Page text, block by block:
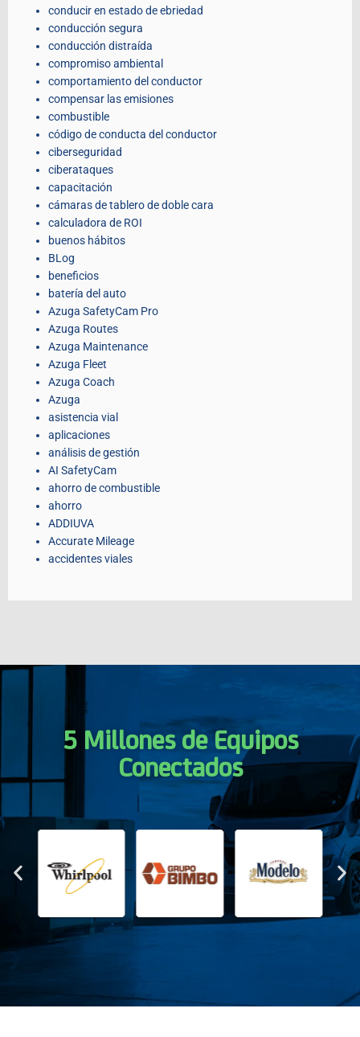
conducir en estado de ebriedad
conducción segura
conducción distraída
compromiso ambiental
comportamiento del conductor
compensar las emisiones
combustible
código de conducta del conductor
ciberseguridad
ciberataques
capacitación
cámaras de tablero de doble cara
calculadora de ROI
buenos hábitos
BLog
beneficios
batería del auto
Azuga SafetyCam Pro
Azuga Routes
Azuga Maintenance
Azuga Fleet
Azuga Coach
Azuga
asistencia vial
aplicaciones
análisis de gestión
AI SafetyCam
ahorro de combustible
ahorro
ADDIUVA
Accurate Mileage
accidentes viales
5 Millones de Equipos
Conectados